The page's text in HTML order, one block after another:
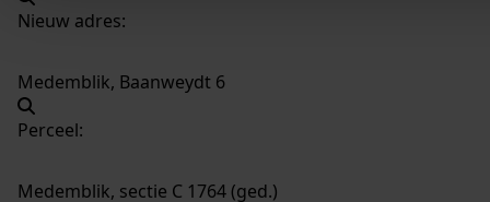
Nieuw adres:
Medemblik, Baanweydt 6
Perceel:
Medemblik, sectie C 1764 (ged.)